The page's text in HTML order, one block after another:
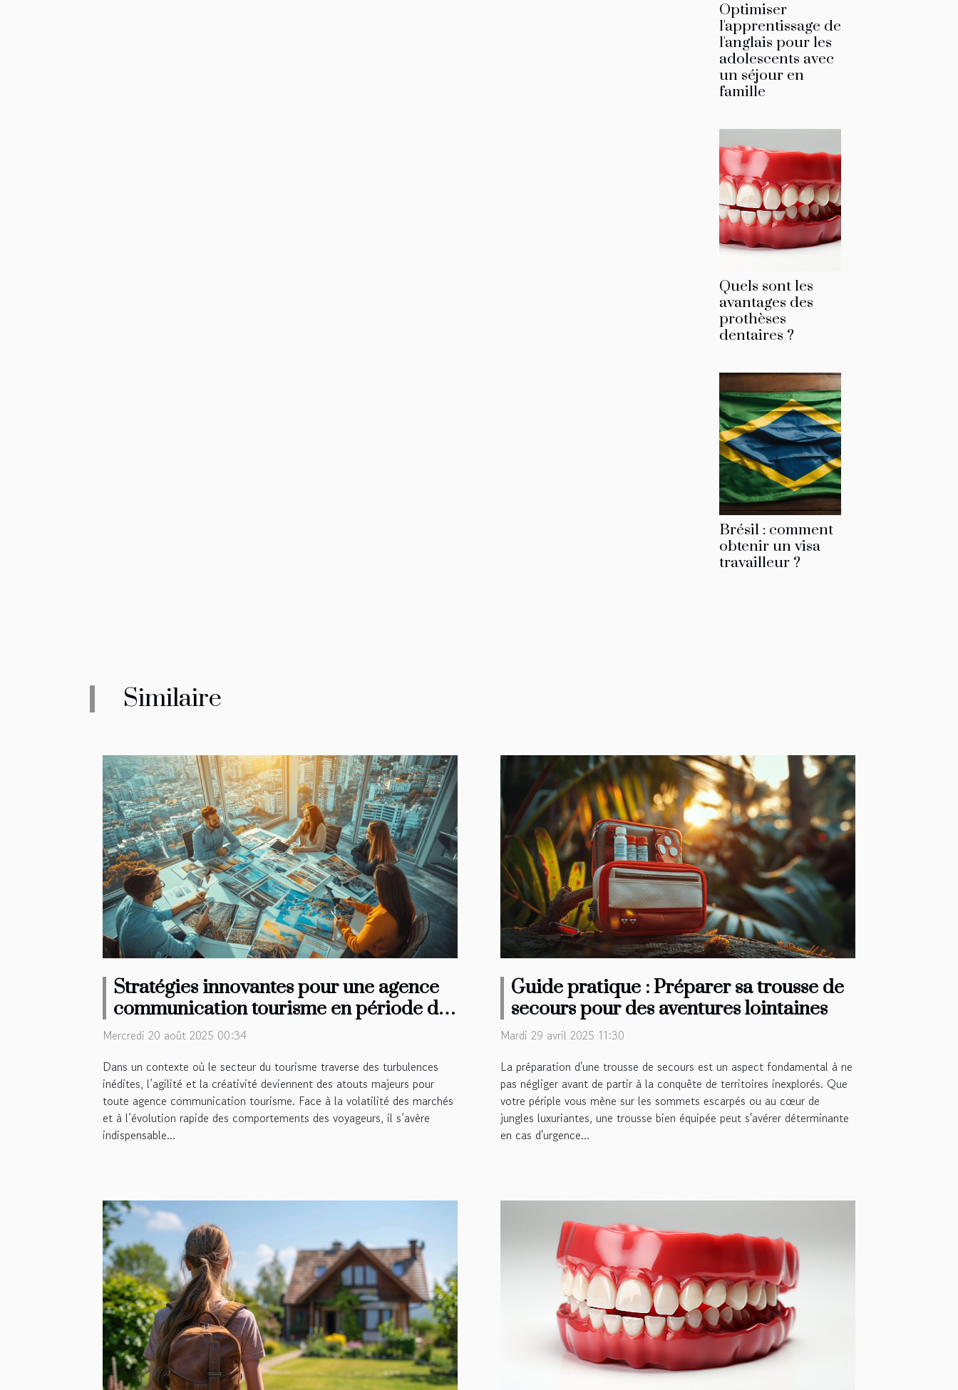
Optimiser
l'apprentissage de
l'anglais pour les
adolescents avec
un séjour en
famille
Quels sont les
avantages des
prothèses
dentaires ?
Brésil : comment
obtenir un visa
travailleur ?
Similaire
Stratégies innovantes pour une agence
communication tourisme en période de
crise
Mercredi 20 août 2025 00:34
Dans un contexte où le secteur du tourisme traverse des turbulences
inédites, l’agilité et la créativité deviennent des atouts majeurs pour
toute agence communication tourisme. Face à la volatilité des marchés
et à l’évolution rapide des comportements des voyageurs, il s’avère
indispensable...
Guide pratique : Préparer sa trousse de
secours pour des aventures lointaines
Mardi 29 avril 2025 11:30
La préparation d'une trousse de secours est un aspect fondamental à ne
pas négliger avant de partir à la conquête de territoires inexplorés. Que
votre périple vous mène sur les sommets escarpés ou au cœur de
jungles luxuriantes, une trousse bien équipée peut s'avérer déterminante
en cas d'urgence...